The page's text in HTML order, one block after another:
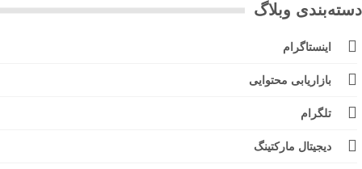
وبلاگ
اینستاگرام
بازاریابی محتوایی
تلگرام
دیجیتال مارکتینگ